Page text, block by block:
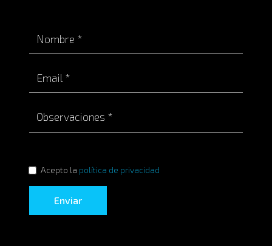
Acepto la política de privacidad
Enviar